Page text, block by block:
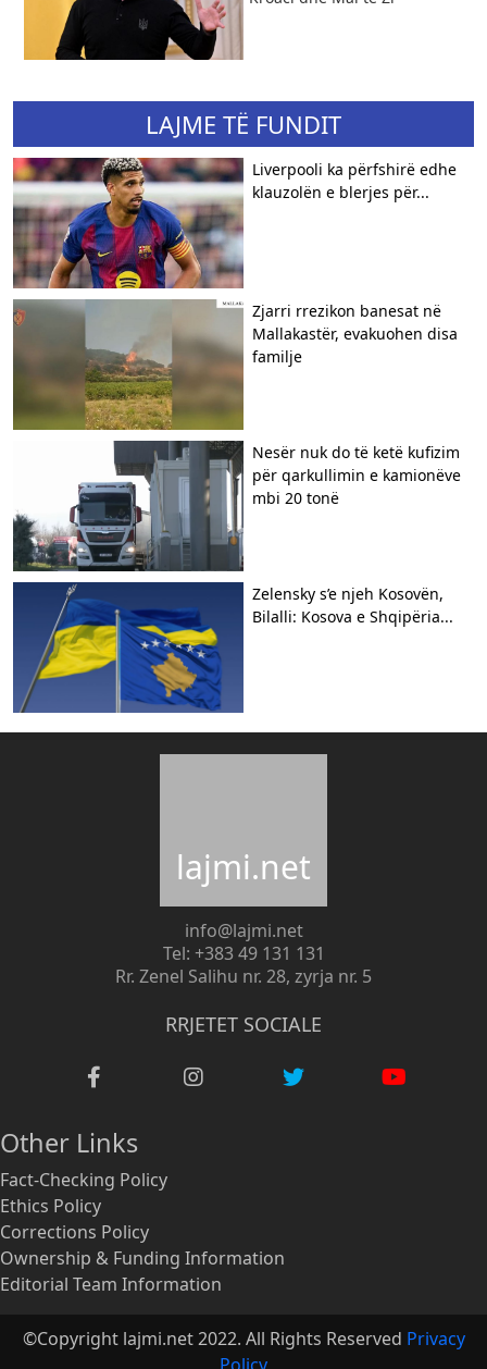
LAJME TË FUNDIT
Liverpooli ka përfshirë edhe
klauzolën e blerjes për...
Zjarri rrezikon banesat në
Mallakastër, evakuohen disa
familje
Nesër nuk do të ketë kufizim
për qarkullimin e kamionëve
mbi 20 tonë
Zelensky s’e njeh Kosovën,
Bilalli: Kosova e Shqipëria...
lajmi.net
info@lajmi.net
Tel: +383 49 131 131
Rr. Zenel Salihu nr. 28, zyrja nr. 5
RRJETET SOCIALE
Other Links
Fact-Checking Policy
Ethics Policy
Corrections Policy
Ownership & Funding Information
Editorial Team Information
©Copyright lajmi.net 2022. All Rights Reserved Privacy